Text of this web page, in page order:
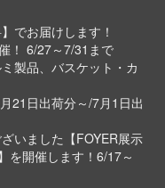
でお届けします！
！ 6/27～7/31まで
製品、バスケット・カ
21日出荷分～/7月1日出
いました【FOYER展示
を開催します！6/17～